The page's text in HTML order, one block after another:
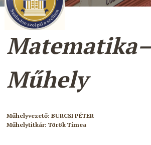
Műhely
Műhelyvezető: BURCSI PÉTER
Műhelytitkár: Török Tímea